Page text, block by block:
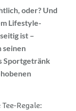
oder? Und
Lifestyle-
ist –
seinen
Sportgetränk
Regale: